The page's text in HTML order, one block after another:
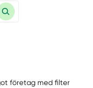
företag med filter